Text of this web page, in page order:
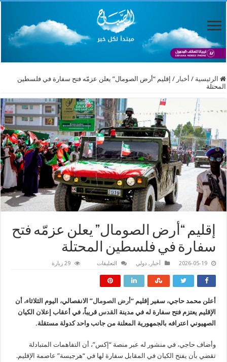
الرئيسية / أخبار / ​إقليم “أرض الصومال” يعلن عزمّه فتح سفارة في فلسطين
المحتلة
​إقليم “أرض الصومال” يعلن عزمّه فتح
سفارة في فلسطين المحتلة
2026-05-19 أخبار , دولي التعليقات
عزمّه
فتح
سفارة
في
فلسطين
مغلقة
29 زيارة
​أعلن محمد حاجي، سفير إقليم “أرض الصومال” الانفصالي، اليوم الثلاثاء، أن
الإقليم يعتزم فتح سفارة له في مدينة القدس قريباً، في أعقاب إعلان الكيان
الصهيوني اعترافه بالجمهورية المعلنة من جانب واحد كدولة مستقلة.
​وأضاف حاجي، في منشور له عبر منصة “إكس”، أن التفاهمات المتبادلة
تقضي بأن يفتح الكيان في المقابل سفارة لها في “هرجيسة” عاصمة الإقليم.